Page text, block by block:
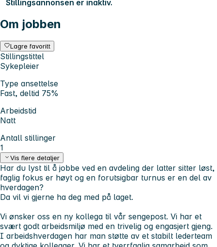
Stillingsannonsen er inaktiv.
Om jobben
Lagre favoritt
Stillingstittel
Sykepleier
Type ansettelse
Fast, deltid 75%
Arbeidstid
Natt
Antall stillinger
1
Vis flere detaljer
Har du lyst til å jobbe ved en avdeling der latter sitter løst,
faglig fokus er høyt og en forutsigbar turnus er en del av
hverdagen?
Da vil vi gjerne ha deg med på laget.
Vi ønsker oss en ny kollega til vår sengepost. Vi har et
svært godt arbeidsmiljø med en trivelig og engasjert gjeng.
I arbeidshverdagen har man støtte av et stabilt lederteam